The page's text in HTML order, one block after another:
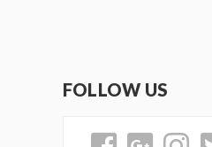
FOLLOW US